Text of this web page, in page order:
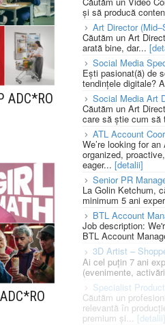
ADC*RO
și să producă
Art Director
Căutăm un Art
arată bine, dar...
Social Media
Ești pasionat(ă) de
tendințele digitale?
Social Media Art
Căutăm un Art
care să știe cum să
ATL Account
We’re looking for
organized,
eager... [detalii]
Senior PR
La Golin Ketchum,
minimum 5 ani
BTL Account
Job description:
BTL Account
3D Artist –
Ai cel puțin 7 ani
(evenimente,
Specialist
Căutăm un
relevantă în
premium și... [detalii]